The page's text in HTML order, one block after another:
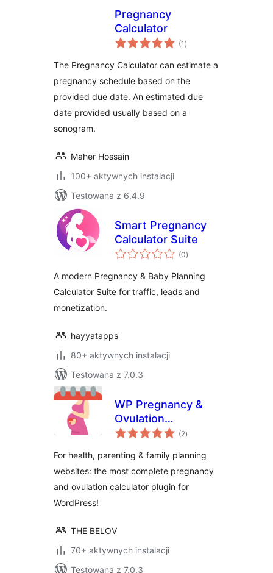
Pregnancy
Calculator
(1 wszystkich
ocen
)
The Pregnancy Calculator can estimate a
pregnancy schedule based on the
provided due date. An estimated due
date provided usually based on a
sonogram.
Maher Hossain
100+ aktywnych instalacji
Testowana z 6.4.9
Smart Pregnancy
Calculator Suite
(0wszystkich
ocen
)
A modern Pregnancy & Baby Planning
Calculator Suite for traffic, leads and
monetization.
hayyatapps
80+ aktywnych instalacji
Testowana z 7.0.3
WP Pregnancy &
Ovulation
Calculator
(2wszystkich
ocen
)
For health, parenting & family planning
websites: the most complete pregnancy
and ovulation calculator plugin for
WordPress!
THE BELOV
70+ aktywnych instalacji
Testowana z 7.0.3